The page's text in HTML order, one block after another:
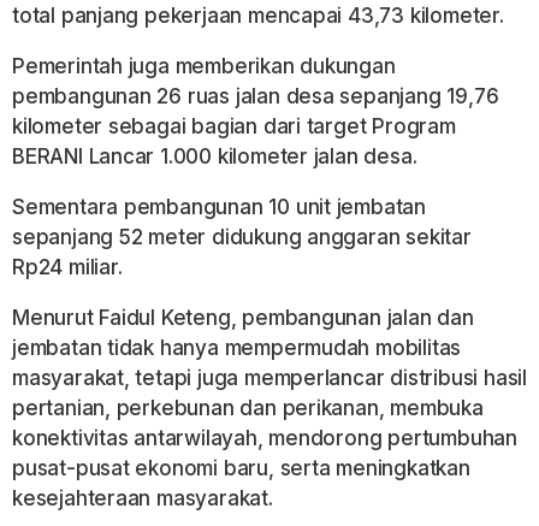
total panjang pekerjaan mencapai 43,73 kilometer.
Pemerintah juga memberikan dukungan
pembangunan 26 ruas jalan desa sepanjang 19,76
kilometer sebagai bagian dari target Program
BERANI Lancar 1.000 kilometer jalan desa.
Sementara pembangunan 10 unit jembatan
sepanjang 52 meter didukung anggaran sekitar
Rp24 miliar.
Menurut Faidul Keteng, pembangunan jalan dan
jembatan tidak hanya mempermudah mobilitas
masyarakat, tetapi juga memperlancar distribusi hasil
pertanian, perkebunan dan perikanan, membuka
konektivitas antarwilayah, mendorong pertumbuhan
pusat-pusat ekonomi baru, serta meningkatkan
kesejahteraan masyarakat.